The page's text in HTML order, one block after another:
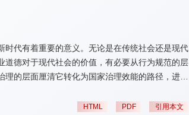
代有着重要的意义。无论是在传统社会还是现代
德对于现代社会的价值，有必要从行为规范的层
的层面厘清它转化为国家治理效能的路径，进而
HTML PDF 引用本文